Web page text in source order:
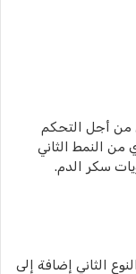
من أجل التحكم
النمط الثاني
سكر الدم.
الثاني إضافة إلى